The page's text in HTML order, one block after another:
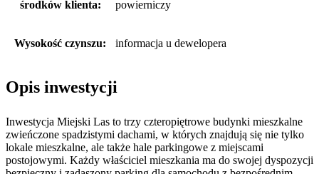
środków klienta:
powierniczy
Wysokość czynszu: informacja u dewelopera
Opis inwestycji
Inwestycja Miejski Las to trzy czteropiętrowe budynki mieszkalne
zwieńczone spadzistymi dachami, w których znajdują się nie tylko
lokale mieszkalne, ale także hale parkingowe z miejscami
postojowymi. Każdy właściciel mieszkania ma do swojej dyspozycji